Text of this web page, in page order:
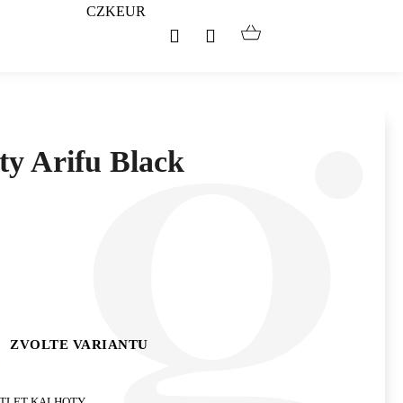
CZKEUR
Hledat PřihlášeníNákupní
Arifu Black
ZVOLTE VARIANTU